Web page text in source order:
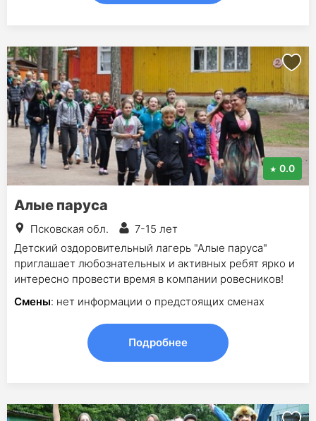
0.0
Алые паруса
Псковская обл.
7-15 лет
Детский оздоровительный лагерь "Алые паруса"
приглашает любознательных и активных ребят ярко и
интересно провести время в компании ровесников!
Смены: нет информации о предстоящих сменах
Подробнее